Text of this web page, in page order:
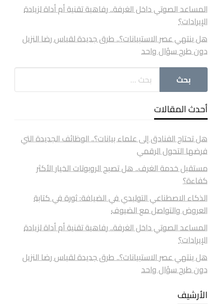
المساعد الصوتي داخل الغرفة.. رفاهية تقنية أم أداة لزيادة
الإيرادات؟
هل ينتهي عصر الاستبيانات؟.. طرق جديدة لقياس رضا النزيل
دون طرح سؤال واحد
أحدث المقالات
هل تحتاج الفنادق إلى علماء بيانات؟.. الوظائف الجديدة التي
فرضها التحول الرقمي
مستقبل خدمة الغرف.. هل تصبح الروبوتات الخيار الأكثر
كفاءة؟
الذكاء الاصطناعي التوليدي في الضيافة: ثورة في كتابة
العروض والتواصل مع الضيوف
المساعد الصوتي داخل الغرفة.. رفاهية تقنية أم أداة لزيادة
الإيرادات؟
هل ينتهي عصر الاستبيانات؟.. طرق جديدة لقياس رضا النزيل
دون طرح سؤال واحد
الأرشيف